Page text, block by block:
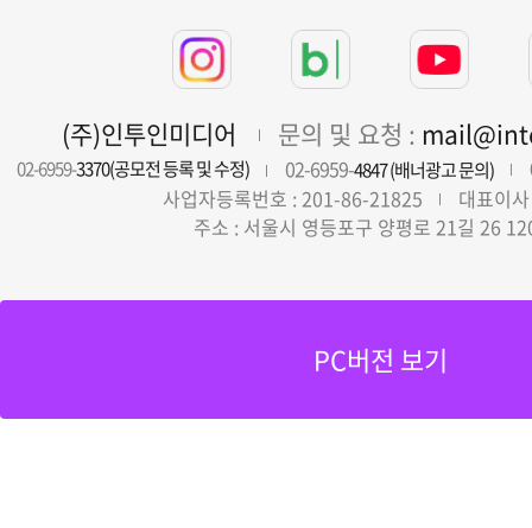
(주)인투인미디어 문의 및 요청 :
02-6959-3370(공모전 등록 및 수정) 02-6959-4847 (배너광고 문의)
사업자등록번호 : 201-86-21825
대표이
주소 : 서울시 영등포구 양평로 21길 26
PC버전 보기